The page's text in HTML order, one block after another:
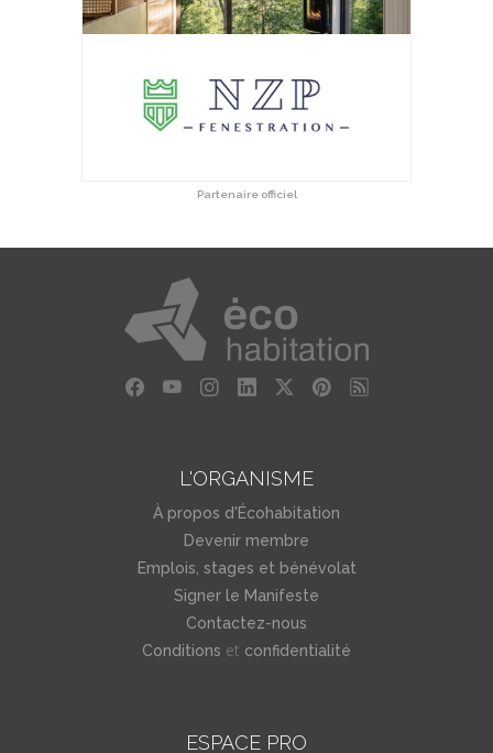
Partenaire officiel
L'ORGANISME
À propos d'Écohabitation
Devenir membre
Emplois, stages et bénévolat
Signer le Manifeste
Contactez-nous
Conditions et confidentialité
ESPACE PRO